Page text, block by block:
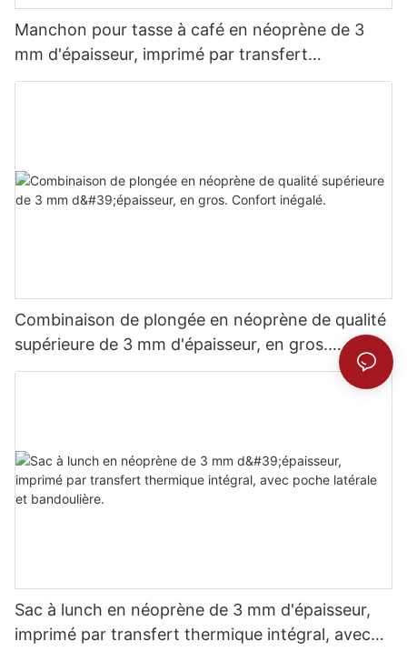
Manchon pour tasse à café en néoprène de 3
mm d'épaisseur, imprimé par transfert
thermique.
Combinaison de plongée en néoprène de qualité
supérieure de 3 mm d'épaisseur, en gros.
Confort inégalé.
Sac à lunch en néoprène de 3 mm d'épaisseur,
imprimé par transfert thermique intégral, avec